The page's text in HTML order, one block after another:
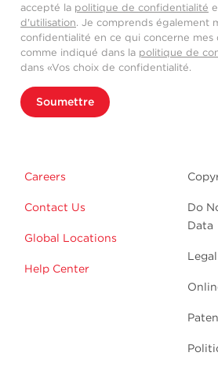
accepté la politique de confidentialité
d'utilisation. Je comprends également
confidentialité en ce qui concerne mes
comme indiqué dans la politique de
dans «Vos choix de confidentialité.
Soumettre
Careers
Contact Us
Global Locations
Help Center
Do
Data
Legal